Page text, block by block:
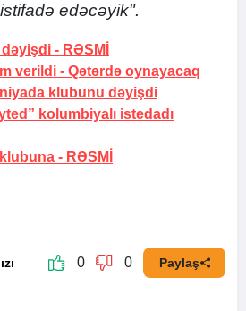
edəcəyik".
- RƏSMİ
verildi - Qətərdə oynayacaq
klubunu dəyişdi
kolumbiyalı istedadı
- RƏSMİ
0 0 Paylaş